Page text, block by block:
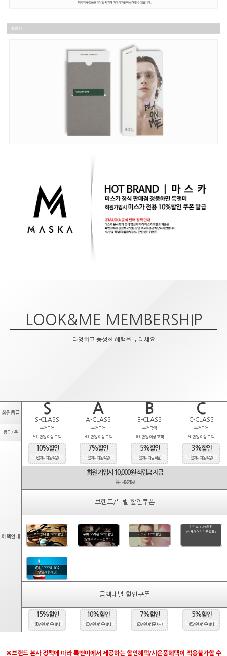
LOOK&ME MEMBERSHIP
다양하고 풍성한 혜택을 누리세요
회원등급 S A B C
S-CLASS A-CLASS B-CLASS C-CLASS
등급기준
누적금액
500만원 이상 고객
누적금액
300만원 이상 고객
누적금액
100만원 이상 고객
누적금액
50만원 이상 고객
혜택안내
10%할인
(결제시 자동적용)
7%할인
(결제시 자동적용)
5%할인
(결제시 자동적용)
3%할인
(결제시 자동적용)
회원 가입시 10,000원 적립금 지급
(즉시사용가능)
브랜드/특별 할인쿠폰
타르트옵티컬 20%할인
수비 오리온 50%할인
(상세페이지다운로드)
마스카 10%할인
라피스 10%할인
(상세페이지다운로드)
생일 5000원 할인
(당일자동지급)
금액대별 할인쿠폰
15%할인
(40만원 이상 구매시)
10%할인
(30만원 이상 구매시)
7%할인
(20만원 이상 구매시)
5%할인
(15만원 이상 구매시)
※브랜드 본사 정책에 따라 룩앤미에서 제공하는 할인혜택/사은품혜택이 적용불가할 수